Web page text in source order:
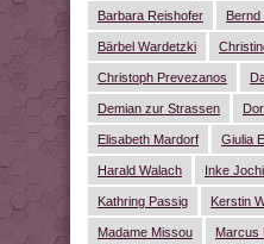
Barbara Reishofer Bernd
Bärbel Wardetzki
Christoph Prevezanos
Demian zur Strassen
Elisabeth Mardorf Giulia
Harald Walach Inke
Kathring Passig Kerstin
Madame Missou Marcus